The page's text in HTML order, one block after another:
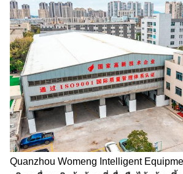
Quanzhou Womeng Intelligent